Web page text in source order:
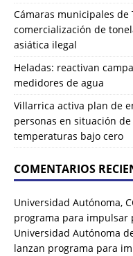
Cámaras municipales de
comercialización de
asiática ilegal
Heladas: reactivan
medidores de agua
Villarrica activa plan de
personas en situación
temperaturas bajo cero
COMENTARIOS
Universidad Autónoma,
programa para impulsar
Universidad Autónoma
lanzan programa para